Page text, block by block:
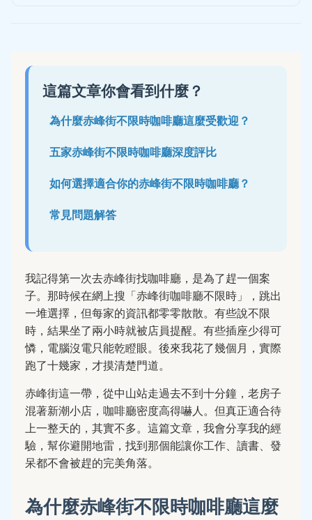
這篇文章你會看到什麼？
為什麼赤峰街不限時咖啡廳這麼受歡迎？
五家赤峰街不限時咖啡廳深度評比
如何選擇適合你的赤峰街不限時咖啡廳？
常見問題解答
我記得第一次去赤峰街找咖啡廳，是為了趕一個案
子。那時候在網上搜「赤峰街咖啡廳不限時」，跳出
一堆選擇，但每家的資訊都零零散散。有些說不限
時，結果坐了兩小時就被店員提醒。有些插座少得可
憐，電腦沒電只能乾瞪眼。後來我花了幾個月，實際
跑了十幾家，才摸清楚門道。
赤峰街這一帶，從中山站走過去不到十分鐘，老房子
混著新潮小店，咖啡廳密度高得嚇人。但真正適合待
上一整天的，其實不多。這篇文章，我會分享我的經
驗，幫你避開地雷，找到那個能讓你工作、讀書、發
呆都不會被趕的完美角落。
為什麼赤峰街不限時咖啡廳這麼